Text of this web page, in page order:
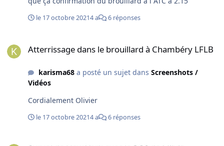
le 17 octobre 20214 a 6 réponses
Atterrissage dans le brouillard à Chambéry LFLB
karisma68a posté un sujet dans Screenshots /
Vidéos
Cordialement Olivier
le 17 octobre 20214 a 6 réponses